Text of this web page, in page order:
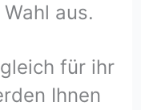
aus.
für ihr
Ihnen